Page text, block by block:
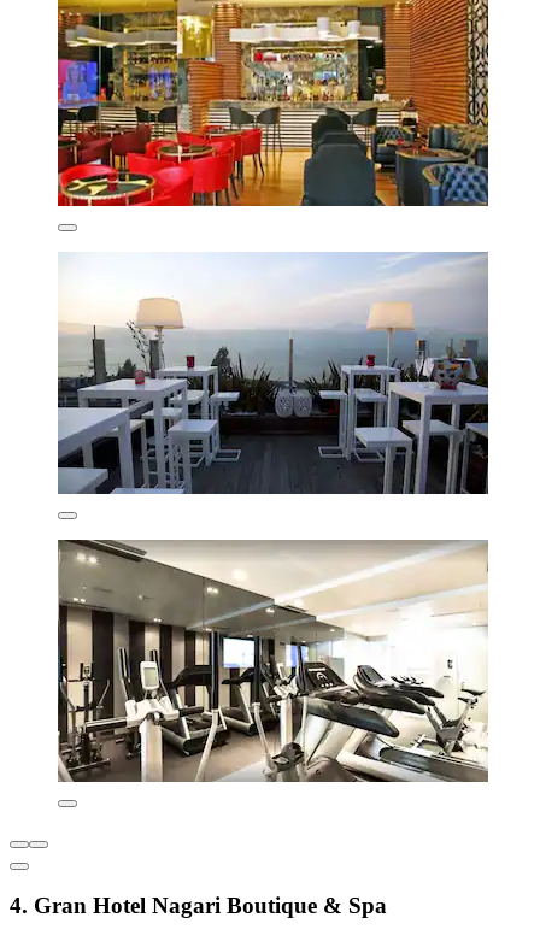
4. Gran Hotel Nagari Boutique & Spa